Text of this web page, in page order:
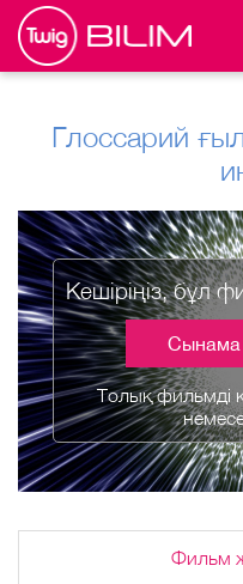
Глоссарий
Кешіріңіз, бұл
Сынама
Толық фильмді
Фильм